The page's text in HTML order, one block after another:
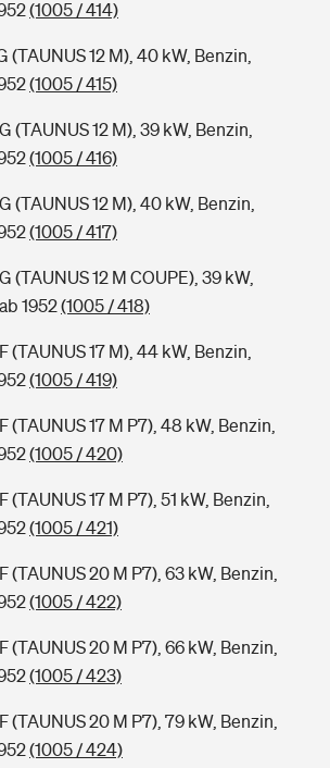
(1005 / 414)
(TAUNUS 12 M), 40 kW, Benzin,
(1005 / 415)
(TAUNUS 12 M), 39 kW, Benzin,
(1005 / 416)
(TAUNUS 12 M), 40 kW, Benzin,
(1005 / 417)
(TAUNUS 12 M COUPE), 39 kW,
1952(1005 / 418)
(TAUNUS 17 M), 44 kW, Benzin,
(1005 / 419)
(TAUNUS 17 M P7), 48 kW, Benzin,
(1005 / 420)
(TAUNUS 17 M P7), 51 kW, Benzin,
(1005 / 421)
(TAUNUS 20 M P7), 63 kW, Benzin,
(1005 / 422)
(TAUNUS 20 M P7), 66 kW, Benzin,
(1005 / 423)
(TAUNUS 20 M P7), 79 kW, Benzin,
(1005 / 424)